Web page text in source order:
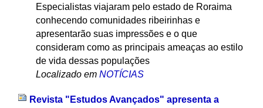
Especialistas viajaram pelo estado de Roraima
conhecendo comunidades ribeirinhas e
apresentarão suas impressões e o que
consideram como as principais ameaças ao estilo
de vida dessas populações
Localizado em NOTÍCIAS
Revista "Estudos Avançados" apresenta a